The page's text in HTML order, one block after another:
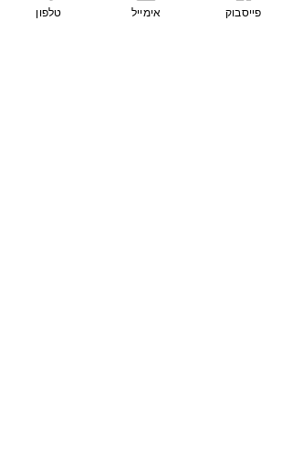
077-9335060
טלפון אימייל פייסבוק